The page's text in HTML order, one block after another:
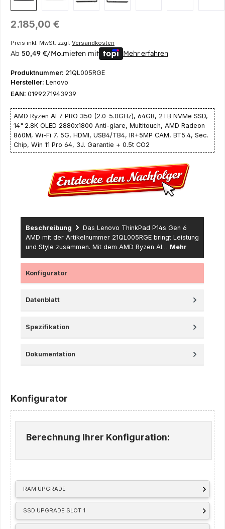
Regulärer Preis:
2.185,00 €
Preis inkl. MwSt. zzgl. Versandkosten
Ab 50,49 €/Mo.mieten mit Mehr erfahren
Produktnummer: 21QL005RGE
Hersteller: Lenovo
EAN: 0199271943939
AMD Ryzen AI 7 PRO 350 (2.0-5.0GHz), 64GB, 2TB NVMe SSD,
14" 2.8K OLED 2880x1800 Anti-glare, Multitouch, AMD Radeon
860M, Wi-Fi 7, 5G, HDMI, USB4/TB4, IR+5MP CAM, BT5.4, Sec.
Chip, Win 11 Pro 64, 3J. Garantie + 0.5t CO2
Beschreibung
Das Lenovo ThinkPad P14s Gen 6
AMD mit der Artikelnummer 21QL005RGE bringt Leistung
und Style zusammen. Mit dem AMD Ryzen AI… Mehr
Konfigurator
Datenblatt
Spezifikation
Dokumentation
Konfigurator
RAM UPGRADE
SSD UPGRADE SLOT 1
Berechnung Ihrer Konfiguration: